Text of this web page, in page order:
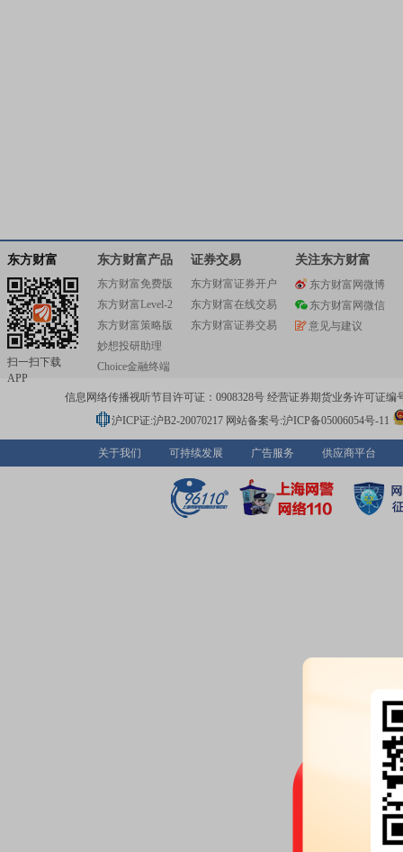
东方财富
扫一扫下载
APP
东方财富产品
东方财富免费版
东方财富Level-2
东方财富策略版
妙想投研助理
Choice金融终端
证券交易
东方财富证券开户
东方财富在线交易
东方财富证券交易
关注东方财富
东方财富网微博
东方财富网微信
意见与建议
信息网络传播视听节目许可证：0908328号 经营证券期货业务许可证编
沪ICP证:沪B2-20070217 网站备案号:沪ICP备05006054号-11
关于我们 可持续发展 广告服务 供应商平台